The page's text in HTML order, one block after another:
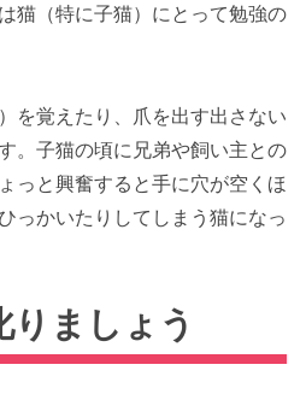
猫（特に子猫）にとって勉強の
を覚えたり、爪を出す出さない
。子猫の頃に兄弟や飼い主との
っと興奮すると手に穴が空くほ
っかいたりしてしまう猫になっ
りましょう